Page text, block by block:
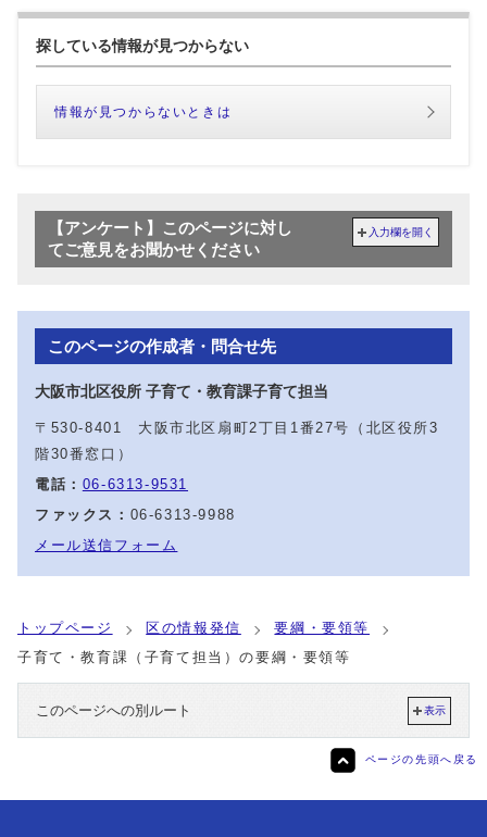
探している情報が見つからない
情報が見つからないときは
【アンケート】このページに対し
てご意見をお聞かせください
入力欄を開く
このページの作成者・問合せ先
大阪市北区役所 子育て・教育課子育て担当
〒530-8401 大阪市北区扇町2丁目1番27号（北区役所3
階30番窓口）
電話： 06-6313-9531
ファックス： 06-6313-9988
メール送信フォーム
トップページ 区の情報発信
要綱・要領等
子育て・教育課（子育て担当）の要綱・要領等
このページへの別ルート 表示
ページの先頭へ戻る